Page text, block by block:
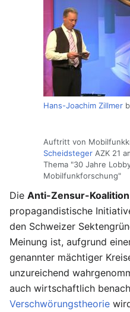
Hans-Joachim Zillmer
Auftritt von
Scheidsteger AZK 21
Thema "30 Jahre
Mobilfunkforschung"
Die Anti-Zensur-Koalition
propagandistische
den Schweizer
Meinung ist, aufgrund
genannter mächtiger
unzureichend
auch wirtschaftlich
Verschwörungstheorie